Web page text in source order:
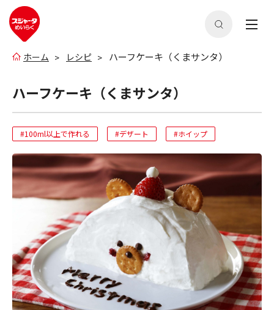
ホーム レシピ ハーフケーキ（くまサンタ）
ハーフケーキ（くまサンタ）
#100ml以上で作れる #デザート #ホイップ